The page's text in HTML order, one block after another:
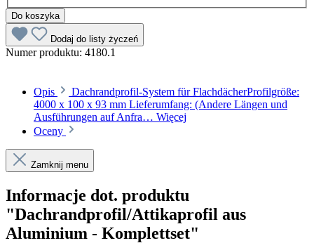
Do koszyka
Dodaj do listy życzeń
Numer produktu: 4180.1
Opis
Dachrandprofil-System für FlachdächerProfilgröße:
4000 x 100 x 93 mm Lieferumfang: (Andere Längen und
Ausführungen auf Anfra… Więcej
Oceny
Zamknij menu
Informacje dot. produktu
"Dachrandprofil/Attikaprofil aus
Aluminium - Komplettset"